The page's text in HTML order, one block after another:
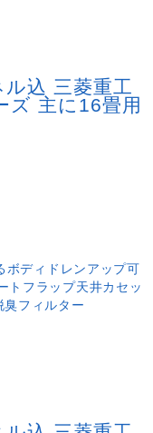
込 三菱重工
ズ 主に16畳用
ボディ ドレンアップ可
トフラップ天井カセッ
臭フィルター